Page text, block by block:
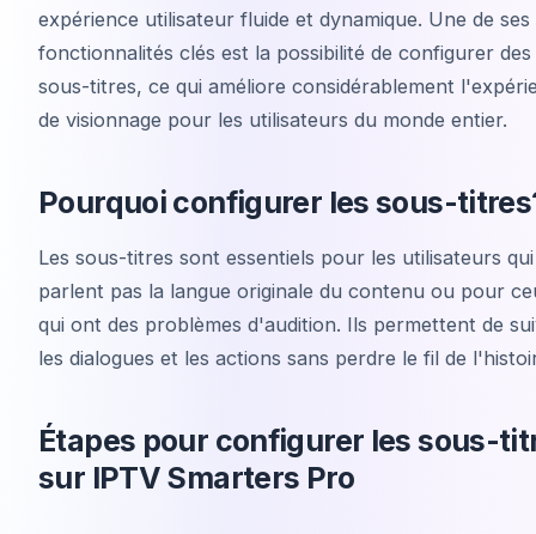
expérience utilisateur fluide et dynamique. Une de ses
fonctionnalités clés est la possibilité de configurer des
sous-titres, ce qui améliore considérablement
de visionnage pour les utilisateurs du monde entier.
Pourquoi configurer les sous-
Les sous-titres sont essentiels pour les utilisateurs
parlent pas la langue originale du contenu ou pour
qui ont des problèmes d'audition. Ils permettent de
les dialogues et les actions sans perdre le fil de
Étapes pour configurer les sous-
sur IPTV Smarters Pro